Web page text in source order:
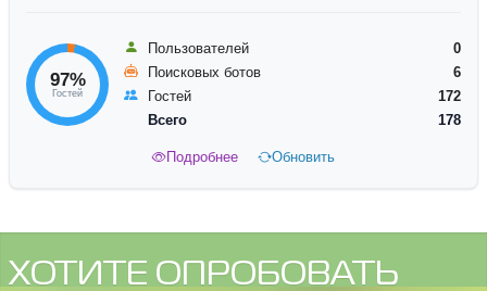
97%
Гостей
Пользователей
0
Поисковых ботов
6
Гостей
172
Всего
178
Подробнее Обновить
ХОТИТЕ ОПРОБОВАТЬ